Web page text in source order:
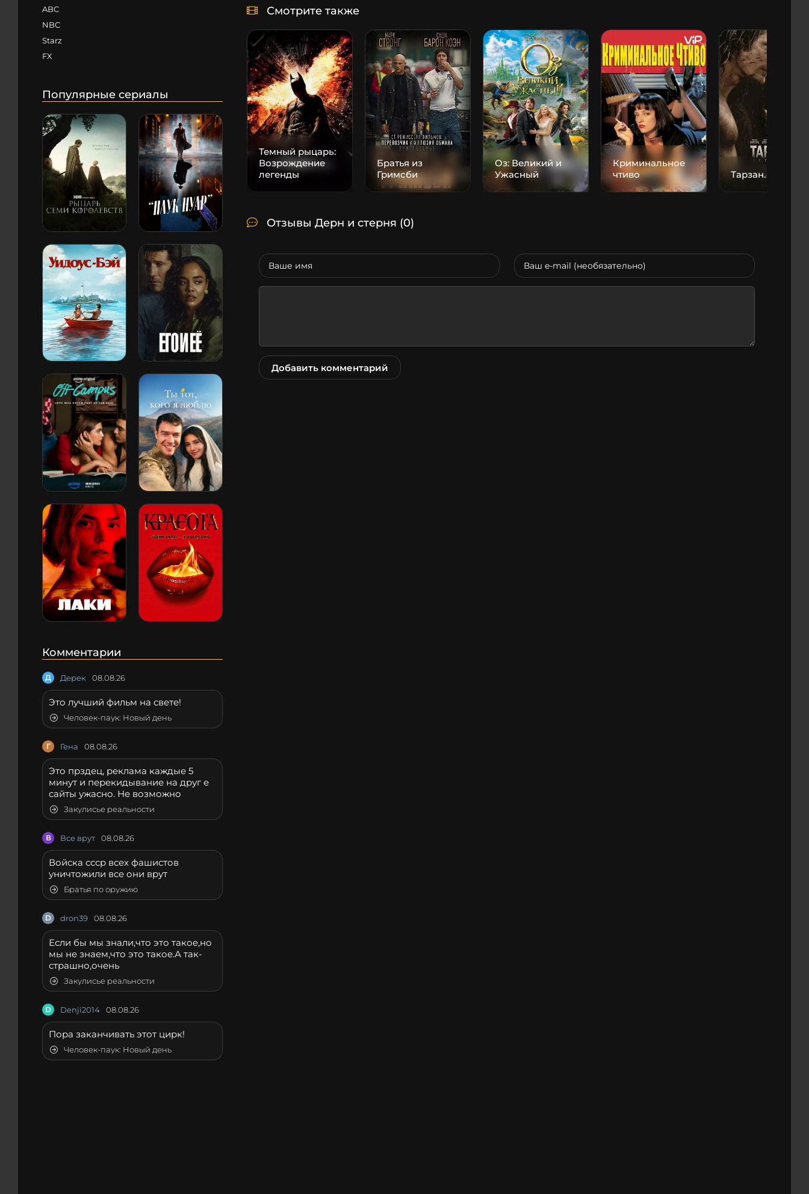
ABC
NBC
Starz
FX
Популярные сериалы
Комментарии
Д Дерек 08.08.26
Это лучший фильм на свете!
Человек-паук: Новый день
Г Гена 08.08.26
Это прздец, реклама каждые 5
минут и перекидывание на друг е
сайты ужасно. Не возможно
Закулисье реальности
В Все врут 08.08.26
Войска ссср всех фашистов
уничтожили все они врут
Братья по оружию
D dron39 08.08.26
Если бы мы знали,что это такое,но
мы не знаем,что это такое.А так-
страшно,очень
Закулисье реальности
D Denji2014 08.08.26
Пора заканчивать этот цирк!
Человек-паук: Новый день
Смотрите также
Темный рыцарь:
Возрождение
легенды
Братья из
Гримсби
Оз: Великий и
Ужасный
Криминальное
чтиво
Тарзан. Легенда
Отзывы Дерн и стерня (0)
Добавить комментарий